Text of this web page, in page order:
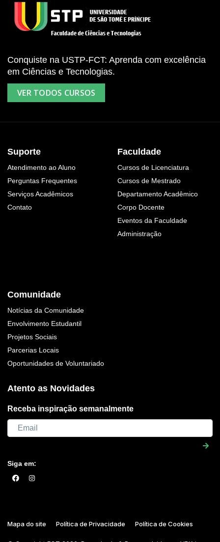
Conquiste na USTP-FCT: Aprenda com excelência
em Ciências e Tecnologias.
VER TODOS CURSOS
Suporte
Atendimento ao Aluno
Perguntas Frequentes
Serviços Acadêmicos
Contato
Faculdade
Cursos de Licenciatura
Cursos de Mestrado
Departamento Acadêmico
Corpo Docente
Eventos da Faculdade
Administração
Comunidade
Notícias da Comunidade
Envolvimento Estudantil
Projetos Sociais
Parcerias Locais
Oportunidades de Voluntariado
Atento as Novidades
Receba inspiração semanalmente
Siga em:
Mapa do site Política de Privacidade Política de Cookies